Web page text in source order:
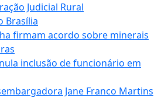
Judicial Rural
Brasília
firmam acordo sobre minerais
inclusão de funcionário em
Jane Franco Martins